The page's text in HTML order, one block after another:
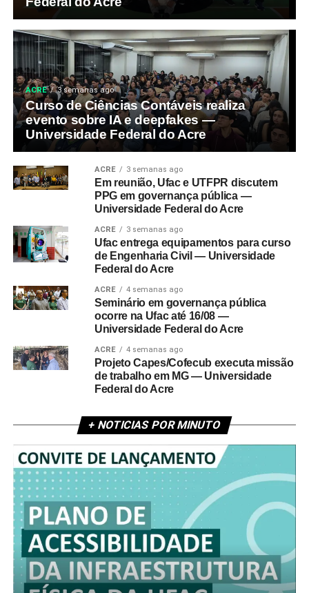
ACRE 3 semanas ago
Curso de Ciências Contáveis realiza
evento sobre IA e deepfakes —
Universidade Federal do Acre
ACRE 3 semanas ago
Em reunião, Ufac e UTFPR discutem
PPG em governança pública —
Universidade Federal do Acre
ACRE 3 semanas ago
Ufac entrega equipamentos para curso
de Engenharia Civil — Universidade
Federal do Acre
ACRE 4 semanas ago
Seminário em governança pública
ocorre na Ufac até 16/08 —
Universidade Federal do Acre
ACRE 4 semanas ago
Projeto Capes/Cofecub executa missão
de trabalho em MG — Universidade
Federal do Acre
+ NOTICIAS POR MINUTO